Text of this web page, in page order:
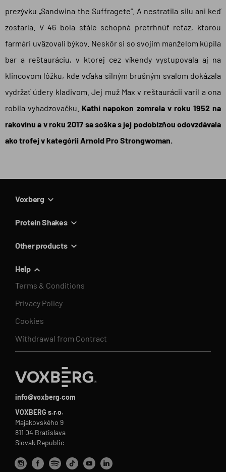
prezývku „Sandwina the Suffragete“. A nestratila silu ani keď
zostarla. V 46 bola stále schopná pretrhnúť reťaz, ktorou
farmári uväzovali býkov. Neskôr si so svojim manželom kúpila
bar a reštauráciu, v ktorej cez víkendy vystupovala aj na
klincovom lôžku, kde vďaka silným brušným svalom dokázala
vydržať údery kladivom. Jej muž Max v reštaurácii varil a ona
robila vyhadzovačku. Kathi napokon zomrela v roku 1952 na
rakovinu a v roku 2017 sa soška s jej podobizňou odovzdávala
ako trofej v kategórii Arnold Pro Strongwoman.
info@voxberg.com
VOXBERG s.r.o.
Majakovského 9
811 04 Bratislava
Slovak Republic
Voxberg
Protein Shakes
Other products
Help
Terms & Conditions
Privacy Policy
Cookies
Withdrawal from Contract